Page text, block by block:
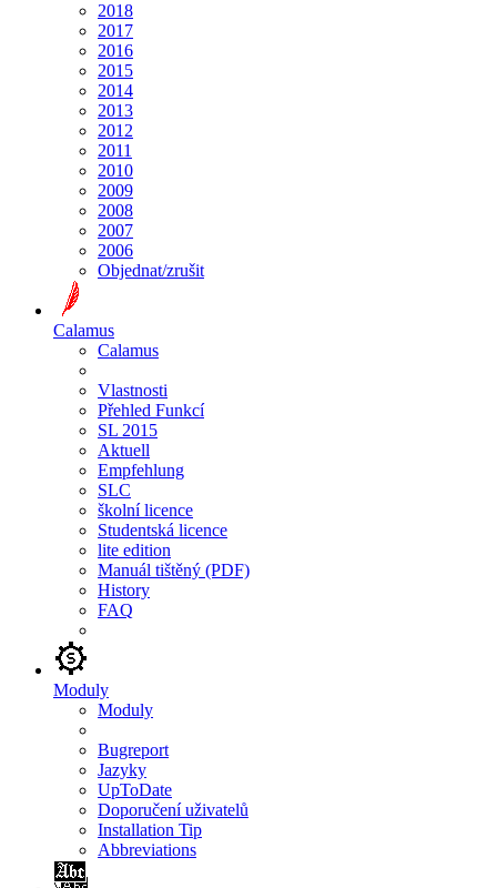
2018
2017
2016
2015
2014
2013
2012
2011
2010
2009
2008
2007
2006
Objednat/zrušit
Calamus
Calamus
Vlastnosti
Přehled Funkcí
SL 2015
Aktuell
Empfehlung
SLC
školní licence
Studentská licence
lite edition
Manuál tištěný (PDF)
History
FAQ
Moduly
Moduly
Bugreport
Jazyky
UpToDate
Doporučení uživatelů
Installation Tip
Abbreviations